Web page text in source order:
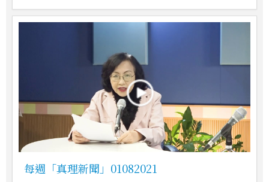
每週「真理新聞」01082021